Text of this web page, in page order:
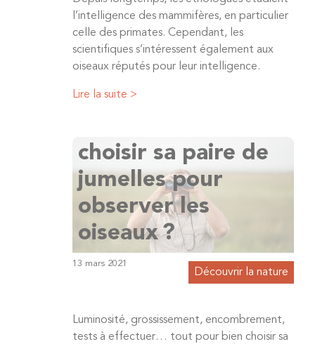
l’intelligence des mammifères, en particulier
celle des primates. Cependant, les
scientifiques s’intéressent également aux
oiseaux réputés pour leur intelligence.
Lire la suite >
choisir sa paire de
jumelles pour
observer les
oiseaux ?
13 mars 2021
Découvrir la nature
Luminosité, grossissement, encombrement,
tests à effectuer… tout pour bien choisir sa